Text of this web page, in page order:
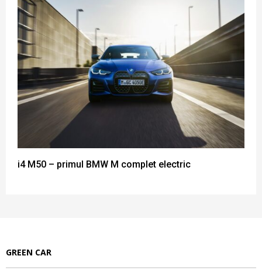
i4 M50 – primul BMW M complet electric
GREEN CAR